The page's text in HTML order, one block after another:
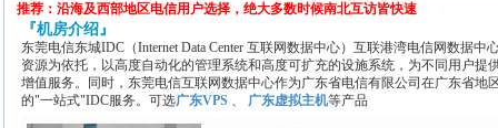
推荐：沿海及西部地区电信用户选择，绝大多数时候南北互访皆快速
『机房介绍』
东莞电信东城IDC（Internet Data Center 互联网数据中心）互联港湾电信网数据
资源为依托，以高度自动化的管理系统和高度可扩充的设施系统，为不同用户提
增值服务。同时，东莞电信互联网数据中心作为广东省电信有限公司在广东省地
的"一站式"IDC服务。可选广东VPS 、 广东虚拟主机等产品